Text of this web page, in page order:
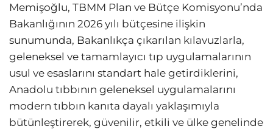
Memişoğlu, TBMM Plan ve Bütçe Komisyonu’nda
Bakanlığının 2026 yılı bütçesine ilişkin
sunumunda, Bakanlıkça çıkarılan kılavuzlarla,
geleneksel ve tamamlayıcı tıp uygulamalarının
usul ve esaslarını standart hale getirdiklerini,
Anadolu tıbbının geleneksel uygulamalarını
modern tıbbın kanıta dayalı yaklaşımıyla
bütünleştirerek, güvenilir, etkili ve ülke genelinde